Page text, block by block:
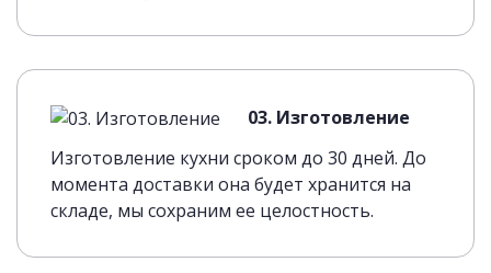
03. Изготовление
Изготовление кухни сроком до 30 дней. До
момента доставки она будет хранится на
складе, мы сохраним ее целостность.